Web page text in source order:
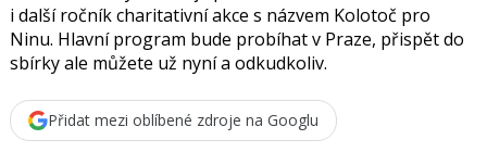
i další ročník charitativní akce s názvem Kolotoč pro
Ninu. Hlavní program bude probíhat v Praze, přispět do
sbírky ale můžete už nyní a odkudkoliv.
Přidat mezi oblíbené zdroje na Googlu